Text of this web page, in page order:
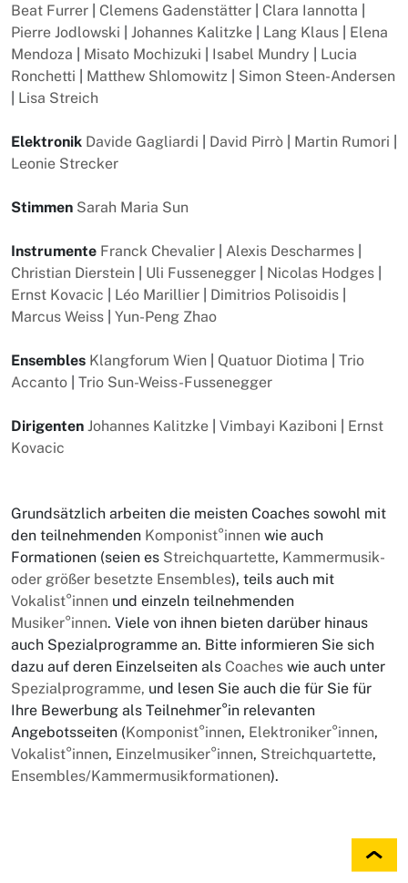
Beat Furrer
Clemens Gadenstätter Clara Iannotta
Pierre Jodlowski
Johannes Kalitzke Lang Klaus
Elena
Mendoza
Misato Mochizuki Isabel Mundry
Lucia
Ronchetti
Matthew Shlomowitz
Simon Steen-Andersen
Lisa Streich
Elektronik Davide Gagliardi David Pirrò Martin Rumori
Leonie Strecker
Stimmen Sarah Maria Sun
Instrumente Franck Chevalier Alexis Descharmes
Christian Dierstein
Uli Fussenegger Nicolas Hodges
Ernst Kovacic
Léo Marillier Dimitrios Polisoidis
Marcus Weiss
Yun-Peng Zhao
Ensembles Klangforum Wien Quatuor Diotima
Trio
Accanto
Trio Sun-Weiss-Fussenegger
Dirigenten Johannes Kalitzke Vimbayi Kaziboni
Ernst
Kovacic
Grundsätzlich arbeiten die meisten Coaches sowohl mit
den teilnehmenden Komponist°innen wie auch
Formationen (seien es Streichquartette, Kammermusik-
oder größer besetzte Ensembles), teils auch mit
Vokalist°innen und einzeln teilnehmenden
Musiker°innen. Viele von ihnen bieten darüber hinaus
auch Spezialprogramme an. Bitte informieren Sie sich
dazu auf deren Einzelseiten als Coaches wie auch unter
Spezialprogramme, und lesen Sie auch die für Sie für
Ihre Bewerbung als Teilnehmer°in relevanten
Angebotsseiten (Komponist°innen, Elektroniker°innen,
Vokalist°innen, Einzelmusiker°innen, Streichquartette,
Ensembles/Kammermusikformationen).